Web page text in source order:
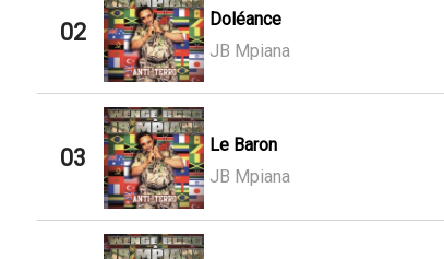
02
Doléance
JB Mpiana
03
Le Baron
JB Mpiana